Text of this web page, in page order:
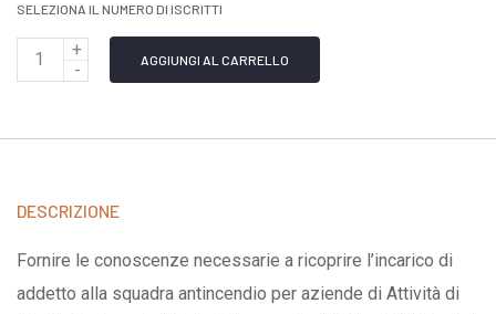
SELEZIONA IL NUMERO DI ISCRITTI
u
i
t
à
AGGIUNGI AL CARRELLO
DESCRIZIONE
Fornire le conoscenze necessarie a ricoprire l’incarico di
addetto alla squadra antincendio per aziende di Attività di